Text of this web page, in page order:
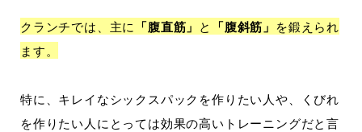
クランチでは、主に 「腹直筋」 と 「腹斜筋」 を鍛えられ
ます。
特に、キレイなシックスパックを作りたい人や、くびれ
を作りたい人にとっては効果の高いトレーニングだと言